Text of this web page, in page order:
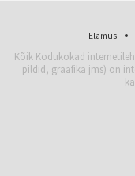
Elamus
Kõik Kodukokad
pildid, graafika jms) on